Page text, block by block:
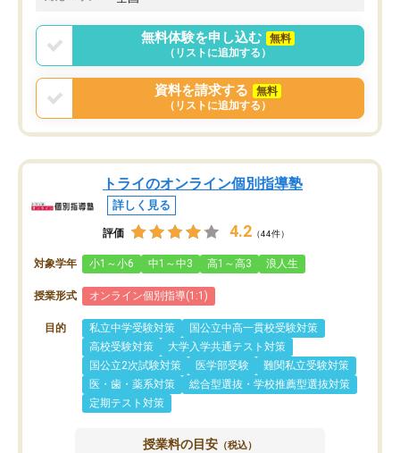
言う事で講師変更の申し出があり、あ
まりに短期での変更だった為、塾に通
う事にして退会しました。遅れも取り
戻せ、授業内容や講師の方は良かった
と思います。
無料体験を申し込む
無料
（リストに追加する）
資料を請求する
無料
（リストに追加する）
トライのオンライン個別指導塾
詳しく見る
評価 4.2 （44件）
対象学年 小1～小6 中1～中3 高1～高3 浪人生
授業形式 オンライン個別指導(1:1)
目的 私立中学受験対策
国公立中高一貫校受験対策
高校受験対策
大学入学共通テスト対策
国公立2次試験対策
医学部受験
難関私立受験対策
医・歯・薬系対策
総合型選抜・学校推薦型選抜対策
定期テスト対策
授業料の目安 （税込）